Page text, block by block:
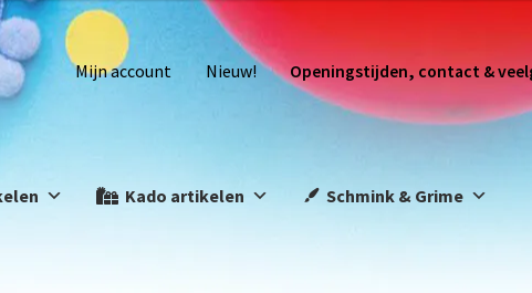
Mijn account Nieuw! Openingstijden, contact &
Kado artikelen Schmink & Grime